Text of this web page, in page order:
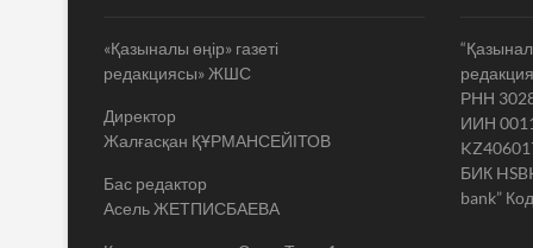
«Қазыналы өңір» газеті
редакциясы» ЖШС
Директор
Жалғасқан ҚҰРМАНСЕЙІТОВ
Бас редактор
Асель ЖЕТПИСБАЕВА
РНН
ИИН
БИК
bank”